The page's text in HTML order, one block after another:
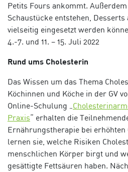
Petits Fours ankommt.
Schaustücke entstehen,
vielseitig eingesetzt werden
4.-7. und 11. – 15. Juli 2022
Rund ums Cholesterin
Das Wissen um das Thema
Köchinnen und Köche in der GV
Online-Schulung „
Praxis“ erhalten die
Ernährungstherapie bei
lernen sie, welche Risiken
menschlichen Körper birgt und
gesättigte Fettsäuren haben.